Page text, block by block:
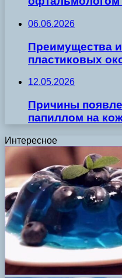
06.06.2026
Преимущества
пластиковых
12.05.2026
Причины
папиллом на
Интересное